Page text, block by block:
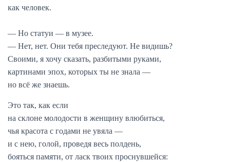
как человек.
— Но статуи — в музее.
— Нет, нет. Они тебя преследуют. Не видишь?
Своими, я хочу сказать, разбитыми руками,
картинами эпох, которых ты не знала —
но всё же знаешь.
Это так, как если
на склоне молодости в женщину влюбиться,
чья красота с годами не увяла —
и с нею, голой, проведя весь полдень,
бояться памяти, от ласк твоих проснувшейся: